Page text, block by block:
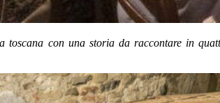
toscana con una storia da raccontare in